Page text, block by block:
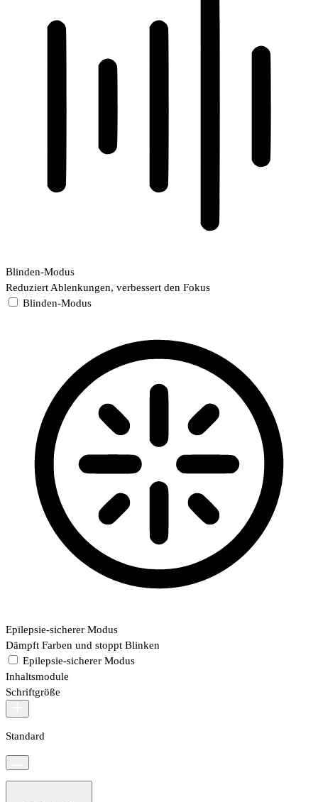
Blinden-Modus
Reduziert Ablenkungen, verbessert den Fokus
Blinden-Modus
Epilepsie-sicherer Modus
Dämpft Farben und stoppt Blinken
Epilepsie-sicherer Modus
Inhaltsmodule
Schriftgröße
Standard